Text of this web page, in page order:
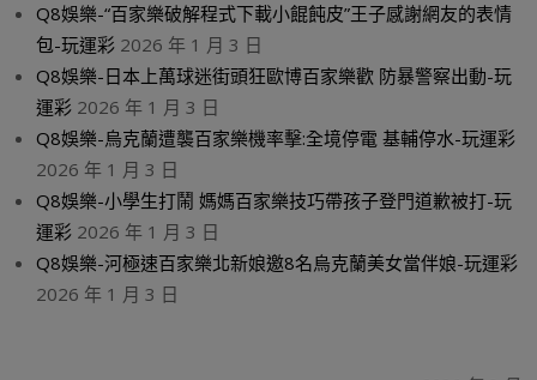
Q8娛樂-“百家樂破解程式下載小餛飩皮”王子感謝網友的表情
包-玩運彩 2026 年 1 月 3 日
Q8娛樂-日本上萬球迷街頭狂歐博百家樂歡 防暴警察出動-玩
運彩 2026 年 1 月 3 日
Q8娛樂-烏克蘭遭襲百家樂機率擊:全境停電 基輔停水-玩運彩
2026 年 1 月 3 日
Q8娛樂-小學生打鬧 媽媽百家樂技巧帶孩子登門道歉被打-玩
運彩 2026 年 1 月 3 日
Q8娛樂-河極速百家樂北新娘邀8名烏克蘭美女當伴娘-玩運彩
2026 年 1 月 3 日